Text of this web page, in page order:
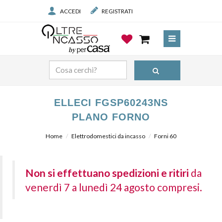
ACCEDI REGISTRATI
ELLECI FGSP60243NS
PLANO FORNO
Home Elettrodomestici da incasso Forni 60
Non si effettuano spedizioni e ritiri da
venerdì 7 a lunedì 24 agosto compresi.